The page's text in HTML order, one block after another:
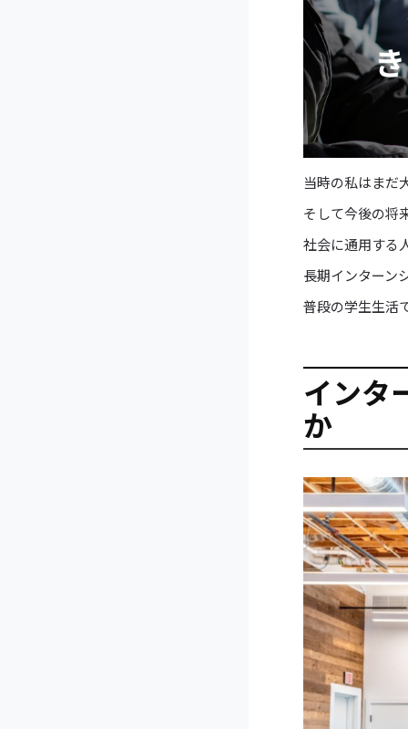
当時の私はまだ
そして今後の将
社会に通用する
長期インターン
普段の学生生活
インタ
か